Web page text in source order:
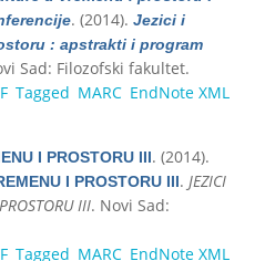
. (2014). Jezici i
: apstrakti i program
Sad: Filozofski fakultet.
Tagged MARC EndNote XML
I PROSTORU III. (2014).
I PROSTORU III. JEZICI
III. Novi Sad:
Tagged MARC EndNote XML